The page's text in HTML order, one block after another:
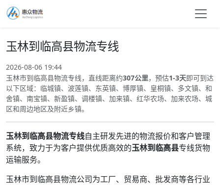
玉林到临高县物流专线
2026-08-06 19:44
玉林市到临高县物流专线，直线距离约307公里，预估1-3天即可到达
以下区域：临城镇、波莲镇、东英镇、博厚镇、皇桐镇、多文镇、和
舍镇、南宝镇、新盈镇、调楼镇、加来镇、红华农场、加来农场、城
区和周边地区及附近乡镇。
玉林到临高县物流专线自主研发先进的物流报价和客户管理
系统，致力于为客户提供优质高效的玉林到临高县专线货物
运输服务。
玉林市到临高县物流公司为工厂、贸易商、批发商等各行业